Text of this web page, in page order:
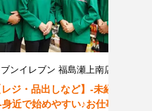
ンイレブン 福島瀬上南店
レジ・品出しなど】-未経験O
近で始めやすい♪お仕事シン